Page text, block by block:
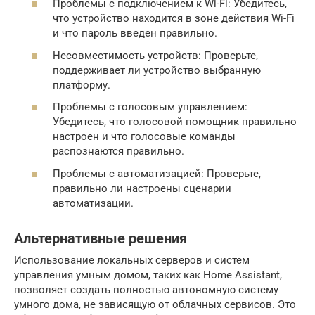
Проблемы с подключением к Wi-Fi: Убедитесь,
что устройство находится в зоне действия Wi-Fi
и что пароль введен правильно.
Несовместимость устройств: Проверьте,
поддерживает ли устройство выбранную
платформу.
Проблемы с голосовым управлением:
Убедитесь, что голосовой помощник правильно
настроен и что голосовые команды
распознаются правильно.
Проблемы с автоматизацией: Проверьте,
правильно ли настроены сценарии
автоматизации.
Альтернативные решения
Использование локальных серверов и систем
управления умным домом, таких как Home Assistant,
позволяет создать полностью автономную систему
умного дома, не зависящую от облачных сервисов. Это